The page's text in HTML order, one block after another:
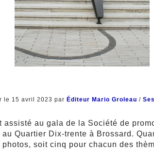
le 15 avril 2023 parÉditeur Mario Groleau /
au gala de la Société de
Quartier Dix-trente à Brossard.
soit cinq pour chacun des